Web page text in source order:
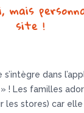
mais
site !
dans
» ! Les familles
les stores) car